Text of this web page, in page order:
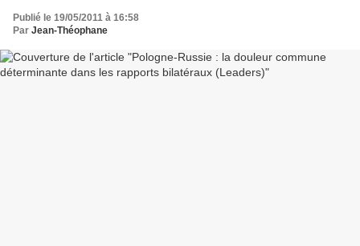
Publié le 19/05/2011 à 16:58
Par Jean-Théophane